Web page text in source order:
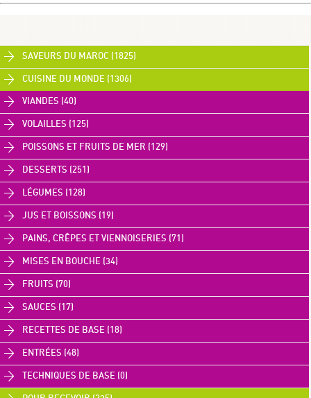
SAVEURS DU MAROC (1825)
CUISINE DU MONDE (1306)
VIANDES (40)
VOLAILLES (125)
POISSONS ET FRUITS DE MER (129)
DESSERTS (251)
LÉGUMES (128)
JUS ET BOISSONS (19)
PAINS, CRÊPES ET VIENNOISERIES (71)
MISES EN BOUCHE (34)
FRUITS (70)
SAUCES (17)
RECETTES DE BASE (18)
ENTRÉES (48)
TECHNIQUES DE BASE (0)